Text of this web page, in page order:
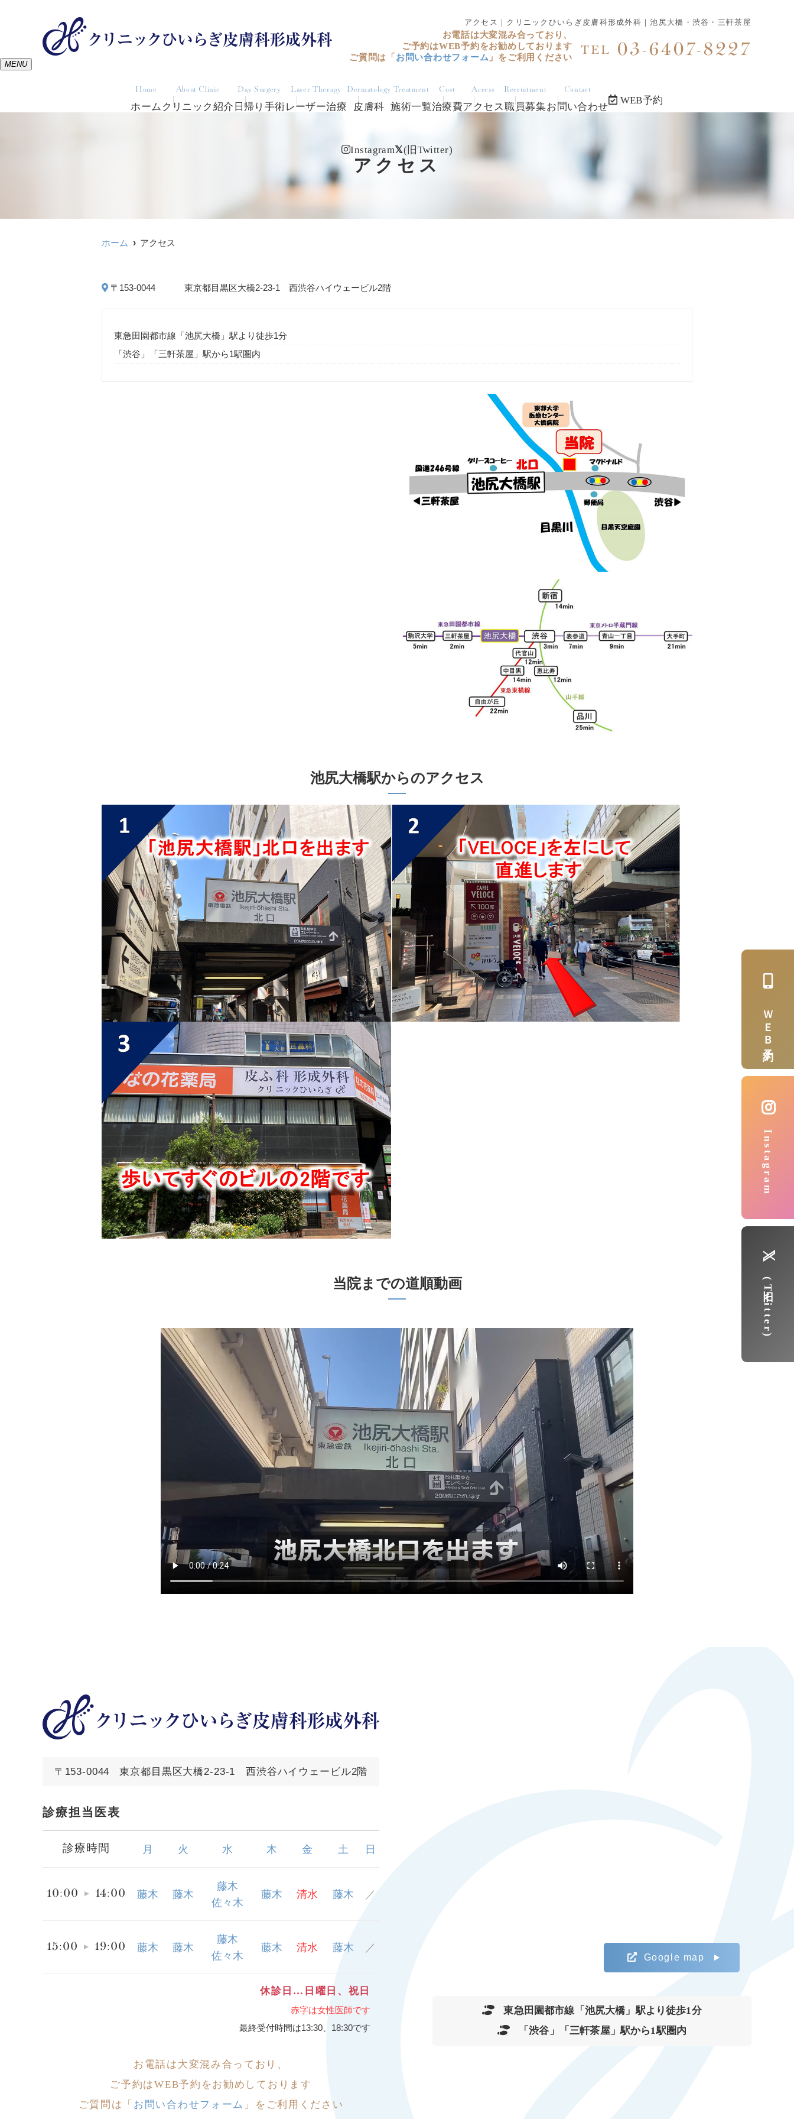
アクセス｜クリニックひいらぎ皮膚科形成外科｜池尻大橋・渋谷・三軒茶屋
お電話は大変混み合っており、
ご予約はWEB予約をお勧めしております
ご質問は「 お問い合わせフォーム 」をご利用ください
TEL 03-6407-8227
ＷＥＢ予約
Instagram
(旧Twitter)
MENU
Home
ホーム
About Clinic
クリニック紹介
Day Surgery
日帰り手術
Laser Therapy
レーザー治療
Dermatology
皮膚科
Treatment
施術一覧
Cost
治療費
Access
アクセス
Recruitment
職員募集
Contact
お問い合わせ
WEB予約
Instagram (旧Twitter)
アクセス
ホーム アクセス
〒153-0044 東京都目黒区大橋2-23-1 西渋谷ハイウェービル2階
東急田園都市線「池尻大橋」駅より徒歩1分
「渋谷」「三軒茶屋」駅から1駅圏内
池尻大橋駅からのアクセス
当院までの道順動画
〒153-0044 東京都目黒区大橋2-23-1 西渋谷ハイウェービル2階
診療担当医表
診療時間 月 火 水 木 金 土 日
10:00 14:00 藤木 藤木
藤木
佐々木
藤木 清水 藤木 ／
15:00 19:00 藤木 藤木
藤木
佐々木
藤木 清水 藤木 ／
休診日…日曜日、祝日
赤字は女性医師です
最終受付時間は13:30、18:30です
お電話は大変混み合っており、
ご予約はWEB予約をお勧めしております
ご質問は「 お問い合わせフォーム 」を ご利用ください
Google map
東急田園都市線「池尻大橋」駅より徒歩1分
「渋谷」「三軒茶屋」駅から1駅圏内